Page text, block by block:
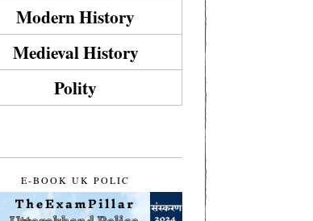
Modern History
Medieval History
Polity
E-BOOK UK POLIC